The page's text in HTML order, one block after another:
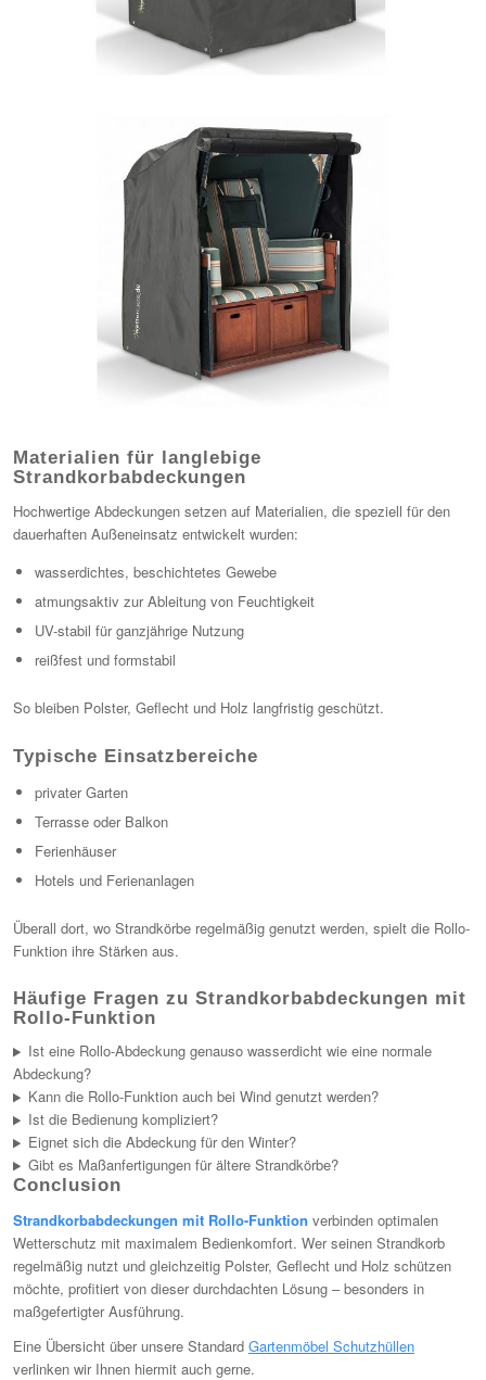
Materialien für langlebige
Strandkorbabdeckungen
Hochwertige Abdeckungen setzen auf Materialien, die speziell für den
dauerhaften Außeneinsatz entwickelt wurden:
wasserdichtes, beschichtetes Gewebe
atmungsaktiv zur Ableitung von Feuchtigkeit
UV-stabil für ganzjährige Nutzung
reißfest und formstabil
So bleiben Polster, Geflecht und Holz langfristig geschützt.
Typische Einsatzbereiche
privater Garten
Terrasse oder Balkon
Ferienhäuser
Hotels und Ferienanlagen
Überall dort, wo Strandkörbe regelmäßig genutzt werden, spielt die Rollo-
Funktion ihre Stärken aus.
Häufige Fragen zu Strandkorbabdeckungen mit
Rollo-Funktion
Ist eine Rollo-Abdeckung genauso wasserdicht wie eine normale
Abdeckung?
Kann die Rollo-Funktion auch bei Wind genutzt werden?
Ist die Bedienung kompliziert?
Eignet sich die Abdeckung für den Winter?
Gibt es Maßanfertigungen für ältere Strandkörbe?
Conclusion
Strandkorbabdeckungen mit Rollo-Funktion verbinden optimalen
Wetterschutz mit maximalem Bedienkomfort. Wer seinen Strandkorb
regelmäßig nutzt und gleichzeitig Polster, Geflecht und Holz schützen
möchte, profitiert von dieser durchdachten Lösung – besonders in
maßgefertigter Ausführung.
Eine Übersicht über unsere Standard Gartenmöbel Schutzhüllen
verlinken wir Ihnen hiermit auch gerne.